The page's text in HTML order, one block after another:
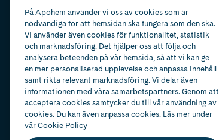
På Apohem använder vi oss av cookies som är
nödvändiga för att hemsidan ska fungera som den ska.
Vi använder även cookies för funktionalitet, statistik
och marknadsföring. Det hjälper oss att följa och
analysera beteenden på vår hemsida, så att vi kan ge
en mer personaliserad upplevelse och anpassa innehåll
samt rikta relevant marknadsföring. Vi delar även
informationen med våra samarbetspartners. Genom att
acceptera cookies samtycker du till vår användning av
cookies. Du kan även anpassa cookies. Läs mer under
vårCookie Policy